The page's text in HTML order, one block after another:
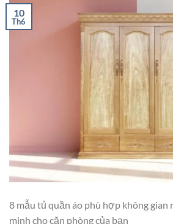
10
Th6
8 mẫu tủ quần áo phù hợp không gian
minh cho căn phòng của bạn